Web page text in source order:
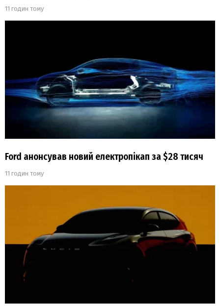
11 годин тому
Ford анонсував новий електропікап за $28 тисяч
11 годин тому